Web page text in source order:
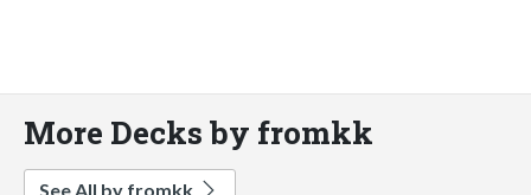
More Decks by fromkk
See All by fromkk